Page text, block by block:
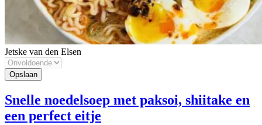
Jetske van den Elsen
Snelle noedelsoep met paksoi, shiitake en
een perfect eitje